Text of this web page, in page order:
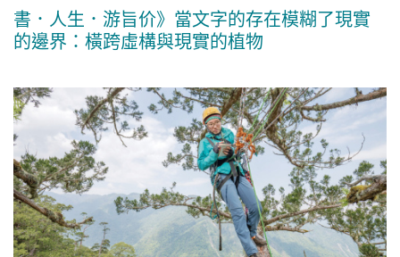
書．人生．游旨价》當文字的存在模糊了現實
的邊界：橫跨虛構與現實的植物